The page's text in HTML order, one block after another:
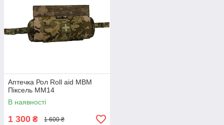
Аптечка Рол Roll aid МBM
Піксель ММ14
В наявності
1 300 ₴ 1 600 ₴